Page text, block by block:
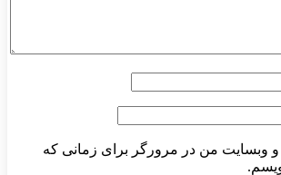
و وبسایت من در مرورگر برای زمانی که